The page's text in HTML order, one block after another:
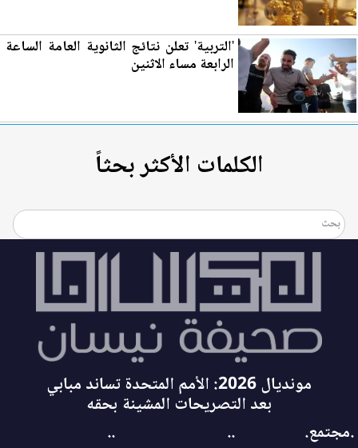
'التربية' تعلن نتائج الثانوية العامة الساعة
الرابعة مساء الاثنين
الكلمات الأكثر بحثاً
مونديال 2026: الأمم المتحدة تساند مبابي
بعد التصريحات المشينة بحقه
.مجتمع.
..
..